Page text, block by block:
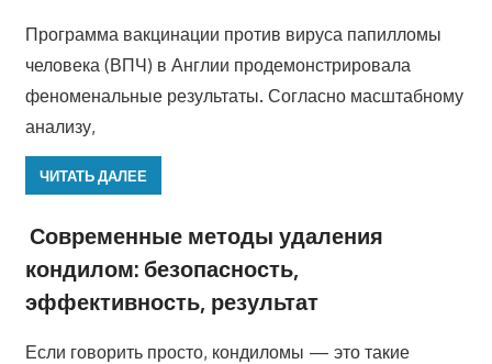
Программа вакцинации против вируса папилломы
человека (ВПЧ) в Англии продемонстрировала
феноменальные результаты. Согласно масштабному
анализу,
ЧИТАТЬ ДАЛЕЕ
Современные методы удаления
кондилом: безопасность,
эффективность, результат
Если говорить просто, кондиломы — это такие